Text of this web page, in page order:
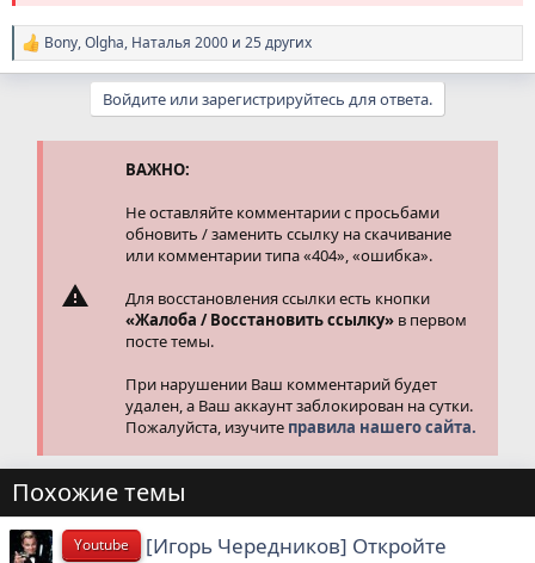
Р
е
Bony,Olgha, Наталья 2000 и 25 других
Войдите или зарегистрируйтесь для ответа.
ВАЖНО:
Не оставляйте комментарии с просьбами
обновить / заменить ссылку на скачивание
или комментарии типа «404», «ошибка».
Для восстановления ссылки есть кнопки
«Жалоба / Восстановить ссылку» в первом
посте темы.
При нарушении Ваш комментарий будет
удален, а Ваш аккаунт заблокирован на сутки.
Пожалуйста, изучите правила нашего сайта.
Похожие темы
Youtube
[Игорь Чередников] Откройте